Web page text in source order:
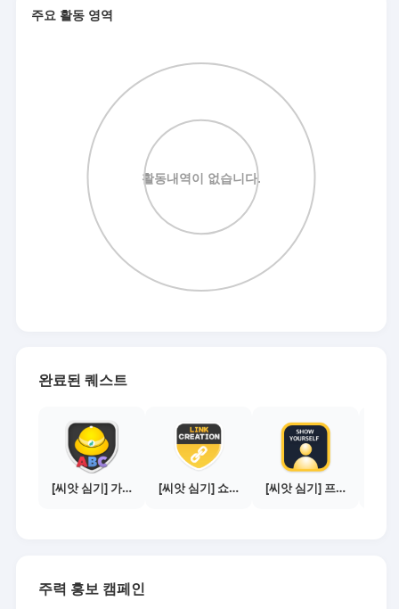
주요 활동 영역
완료된 퀘스트
[씨앗 심기] 가이드보기 - 매체별 활동 가이드 [씨앗 심기] 쇼핑몰 링크 발급하기 - 제휴몰 10곳 [씨앗 심기] 프로필 사진 등록하기
주력 홍보 캠페인